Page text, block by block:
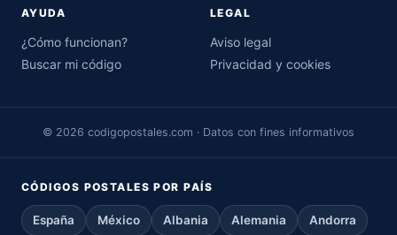
AYUDA
¿Cómo funcionan?
Buscar mi código
LEGAL
Aviso legal
Privacidad y cookies
© 2026 codigopostales.com · Datos con fines informativos
CÓDIGOS POSTALES POR PAÍS
España México Albania Alemania Andorra